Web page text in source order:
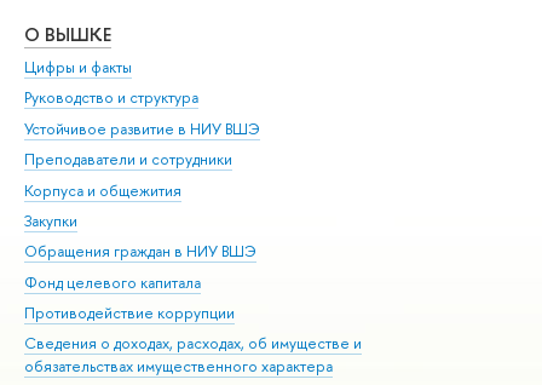
О ВЫШКЕ
Цифры и факты
Руководство и структура
Устойчивое развитие в НИУ ВШЭ
Преподаватели и сотрудники
Корпуса и общежития
Закупки
Обращения граждан в НИУ ВШЭ
Фонд целевого капитала
Противодействие коррупции
Сведения о доходах, расходах, об имуществе и
обязательствах имущественного характера